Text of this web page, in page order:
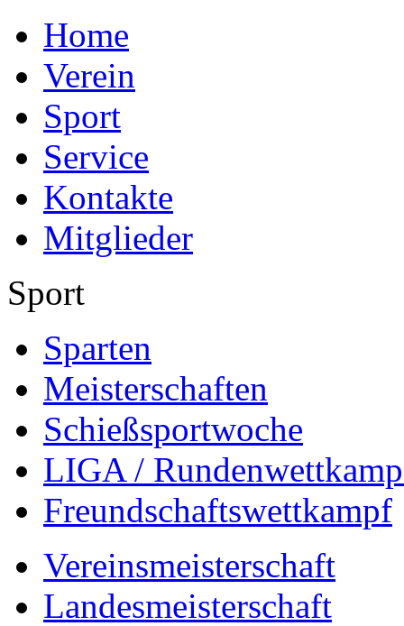
Home
Verein
Sport
Service
Kontakte
Mitglieder
Sport
Sparten
Meisterschaften
Schießsportwoche
LIGA /
Freundschaftswettkampf
Vereinsmeisterschaft
Landesmeisterschaft